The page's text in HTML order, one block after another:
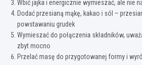
Wbić jajka i energicznie wymieszać, ale nie
Dodać przesianą mąkę, kakao i sól –
powstawaniu grudek
Wymieszać do połączenia składników,
zbyt mocno
Przelać masę do przygotowanej formy i